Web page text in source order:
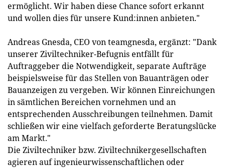
ermöglicht. Wir haben diese Chance sofort erkannt
und wollen dies für unsere Kund:innen anbieten."
Andreas Gnesda, CEO von teamgnesda, ergänzt: "Dank
unserer Ziviltechniker-Befugnis entfällt für
Auftraggeber die Notwendigkeit, separate Aufträge
beispielsweise für das Stellen von Bauanträgen oder
Bauanzeigen zu vergeben. Wir können Einreichungen
in sämtlichen Bereichen vornehmen und an
entsprechenden Ausschreibungen teilnehmen. Damit
schließen wir eine vielfach geforderte Beratungslücke
am Markt."
Die Ziviltechniker bzw. Ziviltechnikergesellschaften
agieren auf ingenieurwissenschaftlichen oder